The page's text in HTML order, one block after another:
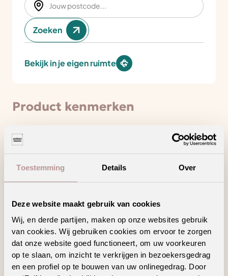
Toestemming Details Over
Deze website maakt gebruik van cookies
Wij, en derde partijen, maken op onze websites gebruik
van cookies. Wij gebruiken cookies om ervoor te zorgen
dat onze website goed functioneert, om uw voorkeuren
op te slaan, om inzicht te verkrijgen in bezoekersgedrag
en een profiel op te bouwen van uw onlinegedrag. Door
Zoeken
Bekijk in je eigen ruimte
Product kenmerken
Draagt bij aan een gezonder binnenklimaat
Laagpolig tapijt met een strakke en moderne
uitstraling
in hetzelfde decor
Creëer jouw unieke woonstijl met dit trendy
decor en/of patroon